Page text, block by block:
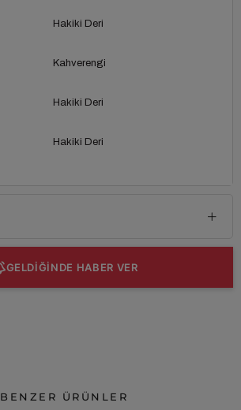
Hakiki Deri
Kahverengi
Hakiki Deri
Hakiki Deri
GELDİĞİNDE HABER VER
BENZER ÜRÜNLER